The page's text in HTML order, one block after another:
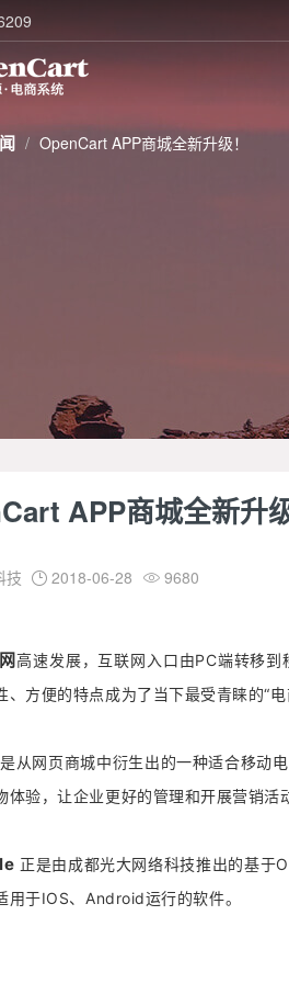
OpenCart APP商城全新升级！
APP商城全新升级
技  2018-06-28  9680
高速发展，互联网入口由PC端转移
、方便的特点成为了当下最受青睐的“电
是从网页商城中衍生出的一种适合移动
体验，让企业更好的管理和开展营销活
正是由成都光大网络科技推出的基于
用于IOS、Android运行的软件。